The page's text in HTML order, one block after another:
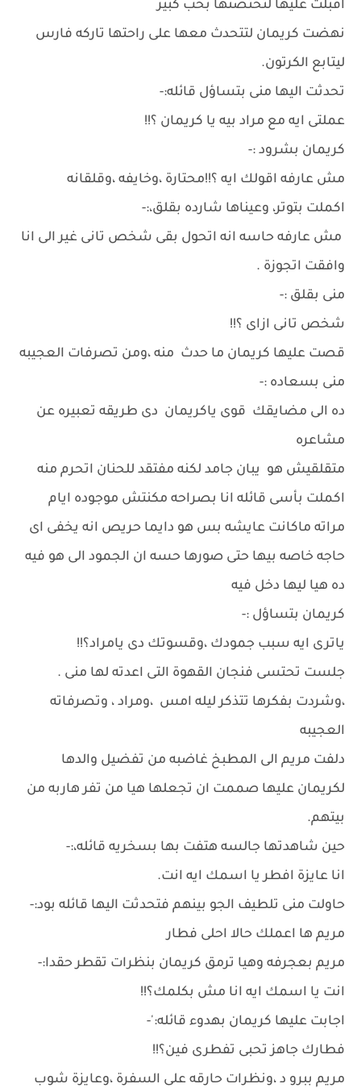
اقبلت عليها لتحتضنها بحب كبير
نهضت كريمان لتتحدث معها على راحتها تاركه فارس
ليتابع الكرتون.
تحدثت اليها منى بتساؤل قائله:-
عملتى ايه مع مراد بيه يا كريمان ؟!!
كريمان بشرود :-
مش عارفه اقولك ايه ؟!!محتارة ،وخايفه ،وقلقانه
اكملت بتوتر، وعيناها شارده بقلق،:-
مش عارفه حاسه انه اتحول بقى شخص تانى غير الى انا
وافقت اتجوزة .
منى بقلق :-
شخص تانى ازاى ؟!!
قصت عليها كريمان ما حدث منه ،ومن تصرفات العجيبه
منى بسعاده :-
ده الى مضايقك قوى ياكريمان دى طريقه تعبيره عن
مشاعره
متقلقيش هو يبان جامد لكنه مفتقد للحنان اتحرم منه
اكملت بأسى قائله انا بصراحه مكنتش موجوده ايام
مراته ماكانت عايشه بس هو دايما حريص انه يخفى اى
حاجه خاصه بيها حتى صورها حسه ان الجمود الى هو فيه
ده هيا ليها دخل فيه
كريمان بتساؤل :-
ياترى ايه سبب جمودك ،وقسوتك دى يامراد؟!!
جلست تحتسى فنجان القهوة التى اعدته لها منى .
،وشردت بفكرها تتذكر ليله امس ،ومراد ، وتصرفاته
العجيبه
دلفت مريم الى المطبخ غاضبه من تفضيل والدها
لكريمان عليها صممت ان تجعلها هيا من تفر هاربه من
بيتهم.
حين شاهدتها جالسه هتفت بها بسخريه قائله،:-
انا عايزة افطر يا اسمك ايه انت.
حاولت منى تلطيف الجو بينهم فتحدثت اليها قائله بود:-
مريم ها اعملك حالا احلى فطار
مريم بعجرفه وهيا ترمق كريمان بنظرات تقطر حقدا:-
انت يا اسمك ايه انا مش بكلمك؟!!
اجابت عليها كريمان بهدوء قائله:'-
فطارك جاهز تحبى تفطرى فين؟!!
مريم ببرو د ،ونظرات حارقه على السفرة ،وعايزة شوب